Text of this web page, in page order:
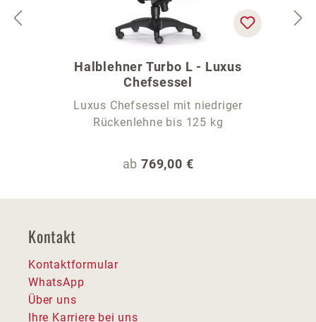
Halblehner Turbo L - Luxus
Chefsessel
Luxus Chefsessel mit niedriger
Rückenlehne bis 125 kg
Regulärer Preis:
ab 769,00 €
Kontakt
Kontaktformular
WhatsApp
Über uns
Ihre Karriere bei uns